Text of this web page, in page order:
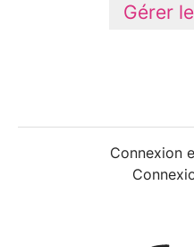
Gérer
Connexion